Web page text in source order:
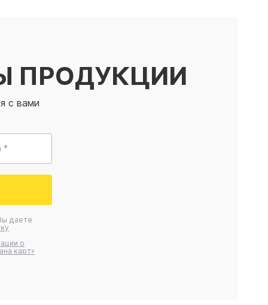
ПРОДУКЦИИ
с вами
*
даете
о
карт»